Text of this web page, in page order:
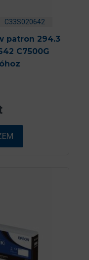
C33S020642
patron 294.3
C7500G